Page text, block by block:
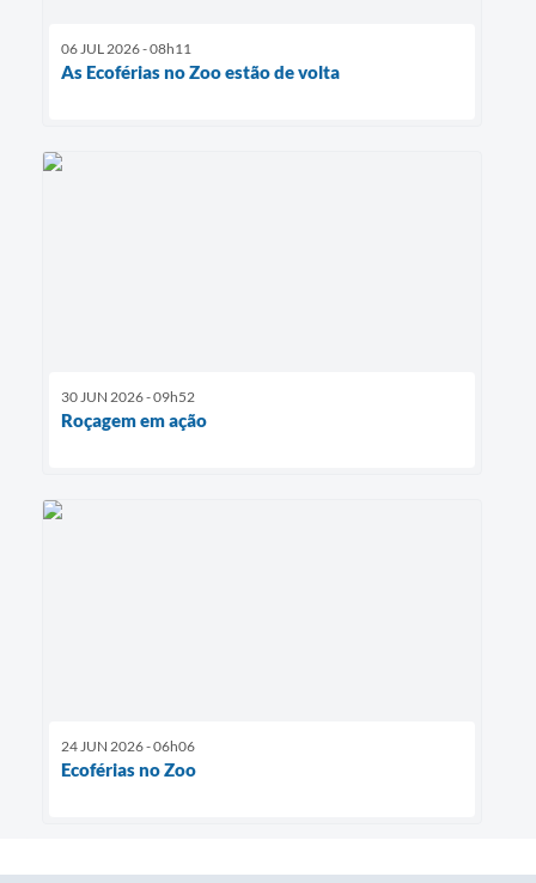
06 JUL 2026 - 08h11
As Ecoférias no Zoo estão de volta
30 JUN 2026 - 09h52
Roçagem em ação
24 JUN 2026 - 06h06
Ecoférias no Zoo